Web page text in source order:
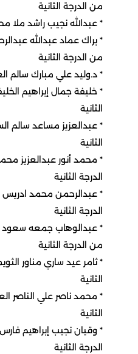
من الدرجة الثانية
٭ عبدالله نجيب راشد ملا
٭ براك عماد عبدالله
من الدرجة الثانية
٭ د.وليد علي مبارك سالم
٭ خليفة جمال إبراهيم
الثانية
٭ عبدالعزيز مساعد سالم
الثانية
٭ محمد أنور عبدالعزيز
الدرجة الثانية
٭ عبدالرحمن محمد
الدرجة الثانية
٭ عبدالوهاب جمعه
من الدرجة الثانية
٭ ثامر عيد ساري مناور
الثانية
٭ محمد ناصر علي الناصر
الثانية
٭ وقيان نجيب إبراهيم
الدرجة الثانية